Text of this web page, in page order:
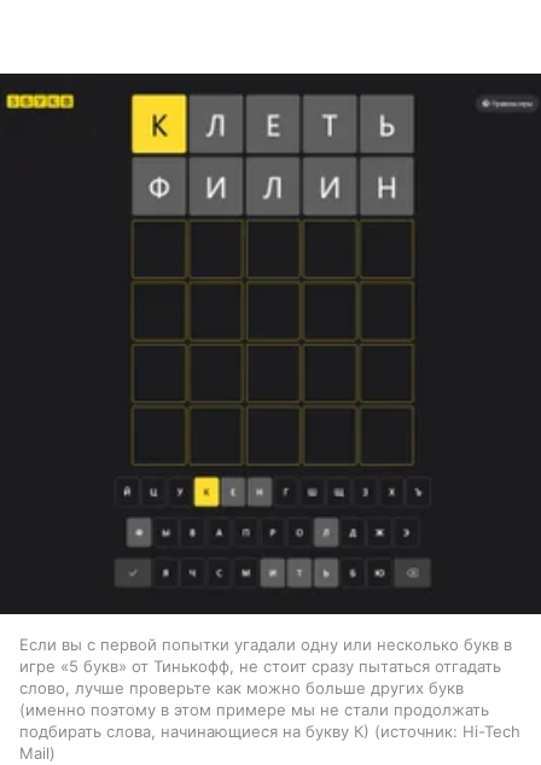
Если вы с первой попытки угадали одну или несколько букв в
игре «5 букв» от Тинькофф, не стоит сразу пытаться отгадать
слово, лучше проверьте как можно больше других букв
(именно поэтому в этом примере мы не стали продолжать
подбирать слова, начинающиеся на букву К)
источник: Hi-Tech
Mail